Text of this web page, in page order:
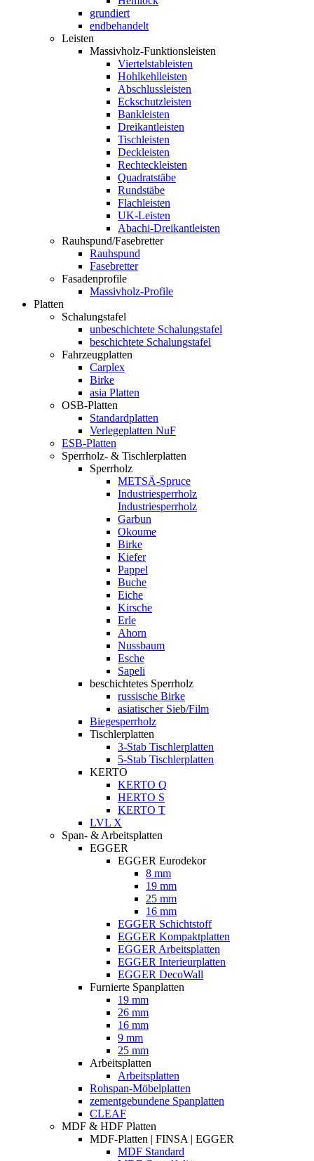
grundiert
endbehandelt
Leisten
Massivholz-Funktionsleisten
Viertelstableisten
Hohlkehlleisten
Abschlussleisten
Eckschutzleisten
Bankleisten
Dreikantleisten
Tischleisten
Deckleisten
Rechteckleisten
Quadratstäbe
Rundstäbe
Flachleisten
UK-Leisten
Abachi-Dreikantleisten
Rauhspund/Fasebretter
Rauhspund
Fasebretter
Fasadenprofile
Massivholz-Profile
Platten
Schalungstafel
unbeschichtete Schalungstafel
beschichtete Schalungstafel
Fahrzeugplatten
Carplex
Birke
asia Platten
OSB-Platten
Standardplatten
Verlegeplatten NuF
ESB-Platten
Sperrholz- & Tischlerplatten
Sperrholz
METSÄ-Spruce
Industriesperrholz
Industriesperrholz
Garbun
Okoume
Birke
Kiefer
Pappel
Buche
Eiche
Kirsche
Erle
Ahorn
Nussbaum
Esche
Sapeli
beschichtetes Sperrholz
russische Birke
asiatischer Sieb/Film
Biegesperrholz
Tischlerplatten
3-Stab Tischlerplatten
5-Stab Tischlerplatten
KERTO
KERTO Q
HERTO S
KERTO T
LVL X
Span- & Arbeitsplatten
EGGER
EGGER Eurodekor
8 mm
19 mm
25 mm
16 mm
EGGER Schichtstoff
EGGER Kompaktplatten
EGGER Arbeitsplatten
EGGER Interieurplatten
EGGER DecoWall
Furnierte Spanplatten
19 mm
26 mm
16 mm
9 mm
25 mm
Arbeitsplatten
Arbeitsplatten
Rohspan-Möbelplatten
zementgebundene Spanplatten
CLEAF
MDF & HDF Platten
MDF-Platten | FINSA | EGGER
MDF Standard